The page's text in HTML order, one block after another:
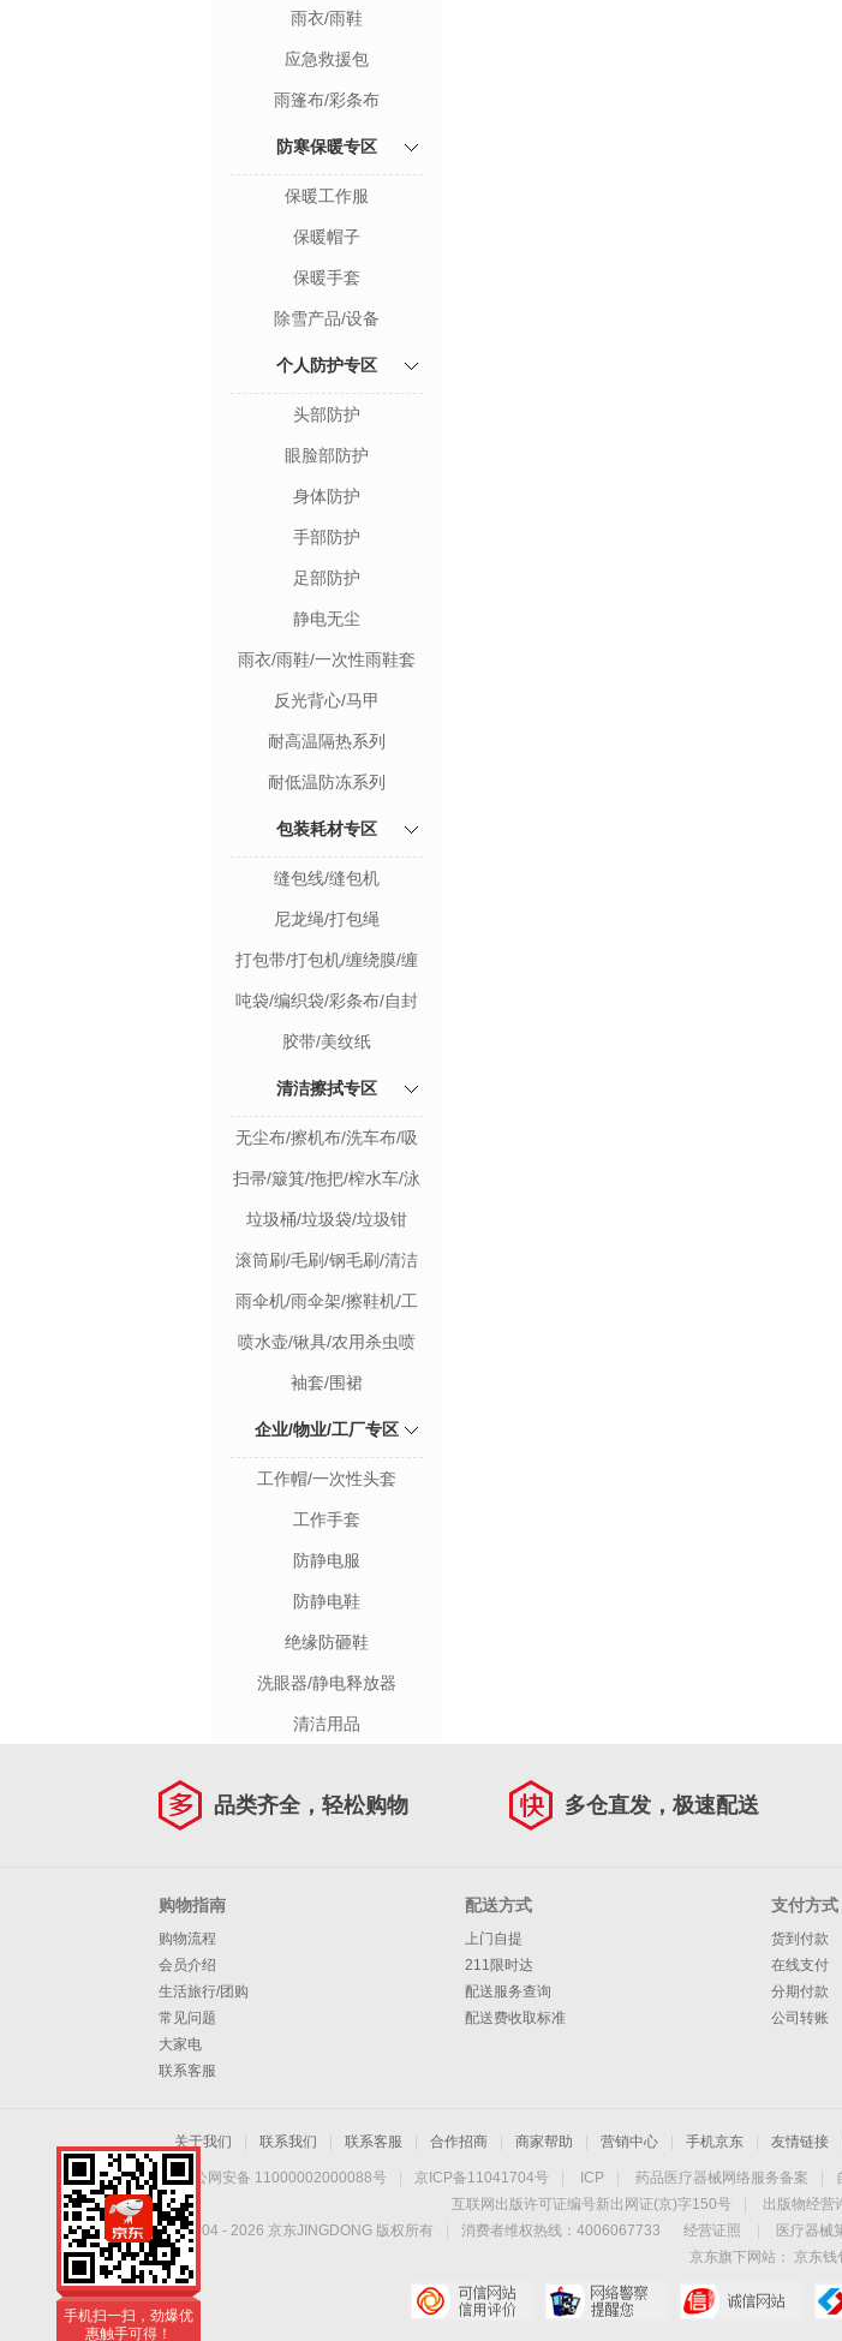
雨衣/雨鞋
应急救援包
雨篷布/彩条布
防寒保暖专区
保暖工作服
保暖帽子
保暖手套
除雪产品/设备
个人防护专区
头部防护
眼脸部防护
身体防护
手部防护
足部防护
静电无尘
雨衣/雨鞋/一次性雨鞋套
反光背心/马甲
耐高温隔热系列
耐低温防冻系列
包装耗材专区
缝包线/缝包机
尼龙绳/打包绳
打包带/打包机/缠绕膜/缠
绕器
吨袋/编织袋/彩条布/自封
袋
胶带/美纹纸
清洁擦拭专区
无尘布/擦机布/洗车布/吸
油棉
扫帚/簸箕/拖把/榨水车/泳
池打捞网
垃圾桶/垃圾袋/垃圾钳
滚筒刷/毛刷/钢毛刷/清洁
球
雨伞机/雨伞架/擦鞋机/工
喷水壶/锹具/农用杀虫喷
袖套/围裙
企业/物业/工厂专区
工作帽/一次性头套
工作手套
防静电服
防静电鞋
绝缘防砸鞋
洗眼器/静电释放器
清洁用品
品类齐全，轻松购物 多仓直发，极速配送
购物指南
购物流程
会员介绍
生活旅行/团购
常见问题
大家电
联系客服
配送方式
上门自提
211限时达
配送服务查询
配送费收取标准
支付方式
货到付款
在线支付
分期付款
公司转账
关于我们 联系我们 联系客服 合作招商 商家帮助 营销中心 手机京东 友情链接
京公网安备 11000002000088号 京ICP备11041704号 ICP 药品医疗器械网络服务备案
互联网出版许可证编号新出网证(京)字150号
出版物经营
Copyright © 2004 - 2026 京东JINGDONG 版权所有 消费者维权热线：4006067733 经营证照 医疗器械
京东旗下网站：
京东钱
手机扫一扫，劲爆优
惠触手可得！
手机扫一扫，劲爆优
惠触手可得！